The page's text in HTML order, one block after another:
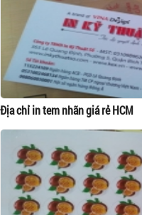
Địa chỉ in tem nhãn giá rẻ HCM